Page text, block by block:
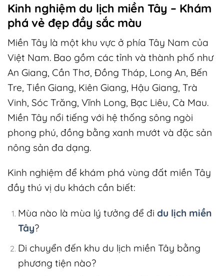
Kinh nghiệm du lịch miền Tây – Khám
phá vẻ đẹp đầy sắc màu
Miền Tây là một khu vực ở phía Tây Nam của
Việt Nam. Bao gồm các tỉnh và thành phố như
An Giang, Cần Thơ, Đồng Tháp, Long An, Bến
Tre, Tiền Giang, Kiên Giang, Hậu Giang, Trà
Vinh, Sóc Trăng, Vĩnh Long, Bạc Liêu, Cà Mau.
Miền Tây nổi tiếng với hệ thống sông ngòi
phong phú, đồng bằng xanh mướt và đặc sản
nông sản đa dạng.
Kinh nghiệm để khám phá vùng đất miền Tây
đầy thú vị du khách cần biết:
Mùa nào là mùa lý tưởng để đi du lịch miền
Tây?
Di chuyển đến khu du lịch miền Tây bằng
phương tiện nào?